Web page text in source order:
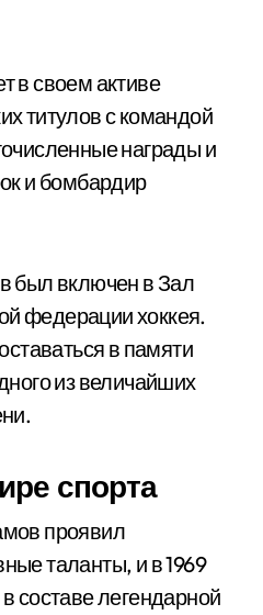
в своем активе
титулов с командой
награды и
и бомбардир
был включен в Зал
федерации хоккея.
в памяти
из величайших
спорта
проявил
таланты, и в 1969
составе легендарной